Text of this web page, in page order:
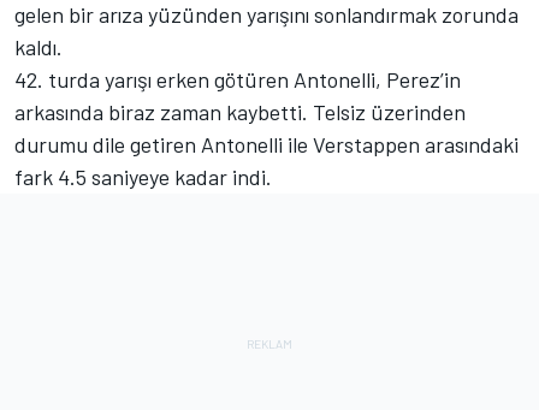
gelen bir arıza yüzünden yarışını sonlandırmak zorunda
kaldı.
42. turda yarışı erken götüren Antonelli, Perez’in
arkasında biraz zaman kaybetti. Telsiz üzerinden
durumu dile getiren Antonelli ile Verstappen arasındaki
fark 4.5 saniyeye kadar indi.